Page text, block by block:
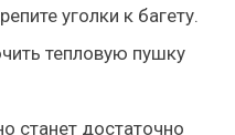
уголки к багету.
тепловую пушку
станет достаточно